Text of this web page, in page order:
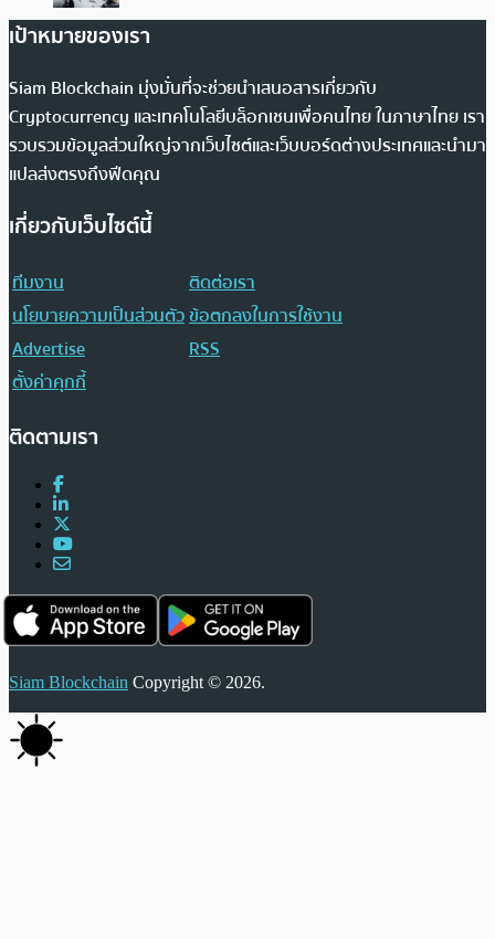
เป้าหมายของเรา
Siam Blockchain มุ่งมั่นที่จะช่วยนำเสนอสารเกี่ยวกับ
Cryptocurrency และเทคโนโลยีบล็อกเชนเพื่อคนไทย ในภาษาไทย เรา
รวบรวมข้อมูลส่วนใหญ่จากเว็บไซต์และเว็บบอร์ดต่างประเทศและนำมา
แปลส่งตรงถึงฟีดคุณ
เกี่ยวกับเว็บไซต์นี้
ทีมงาน
ติดต่อเรา
นโยบายความเป็นส่วนตัวข้อตกลงในการใช้งาน
Advertise
RSS
ตั้งค่าคุกกี้
ติดตามเรา
Siam Blockchain Copyright © 2026.